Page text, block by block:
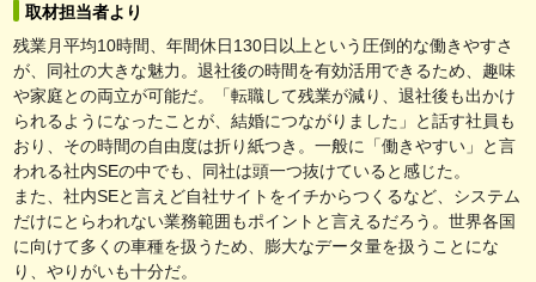
取材担当者より
残業月平均10時間、年間休日130日以上という圧倒的な働きやすさ
が、同社の大きな魅力。退社後の時間を有効活用できるため、趣味
や家庭との両立が可能だ。「転職して残業が減り、退社後も出かけ
られるようになったことが、結婚につながりました」と話す社員も
おり、その時間の自由度は折り紙つき。一般に「働きやすい」と言
われる社内SEの中でも、同社は頭一つ抜けていると感じた。
また、社内SEと言えど自社サイトをイチからつくるなど、システム
だけにとらわれない業務範囲もポイントと言えるだろう。世界各国
に向けて多くの車種を扱うため、膨大なデータ量を扱うことにな
り、やりがいも十分だ。